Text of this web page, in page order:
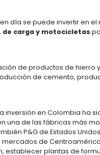
de
y Corea del Sur.
un Tratado de
con Canadá,
un
en turismo ha